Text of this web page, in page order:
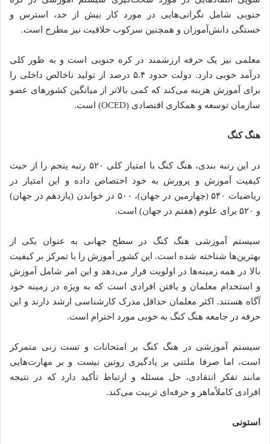
جنوبی شامل نگرانی‌هایی در مورد کار بیش از حد، استرس و
خستگی دانش‌آموزان و همچنین سرکوب خلاقیت نیز مطرح است.
معلمی نیز یک حرفه ارزشمند در کره جنوبی است و به طور کلی
درآمد خوبی دارد. دولت حدود ۵.۴ درصد از تولید ناخالص داخلی را
برای آموزش هزینه می‌کند که کمی بالاتر از میانگین کشورهای عضو
سازمان توسعه و همکاری اقتصادی (OCED) است.
هنگ کنگ
در این رتبه بندی، هنگ کنگ با امتیاز کلی ۵۲۰ رتبه پنجم را از حیث
کیفیت آموزش و پرورش به خود اختصاص داده و این امتیاز در
ریاضیات ۵۴۰ (چهارمین در جهان)، ۵۰۰ در خواندن (یازدهم در جهان)
و ۵۲۰ برای علوم (هفتم در جهان) است.
سیستم آموزشی هنگ کنگ در سطح جهانی به عنوان یکی از
بهترین‌ها شناخته شده است. این کشور آموزش را با تمرکز بر کیفیت
بالا در همه زمینه‌ها در اولویت قرار می‌دهد و این امر شامل آموزش
و استخدام معلمان و یافتن افرادی است که به ویژه در زمینه خود
آگاه هستند. اکثر معلمان حداقل مدرک کارشناسی ارشد دارند و این
حرفه در جامعه هنگ کنگ به خوبی مورد احترام است.
سیستم آموزشی در هنگ کنگ بر امتحانات و تست زنی متمرکز
است، اما صرفا ملتنی بر یادگیری روتین نیست و بر مهارت‌هایی
مانند تفکر انتقادی، حل مسئله و ارتباط تأکید دارد که در نتیجه
افرادی کاملاًماهر و حرفه‌ای تربیت می‌کند.
استونی